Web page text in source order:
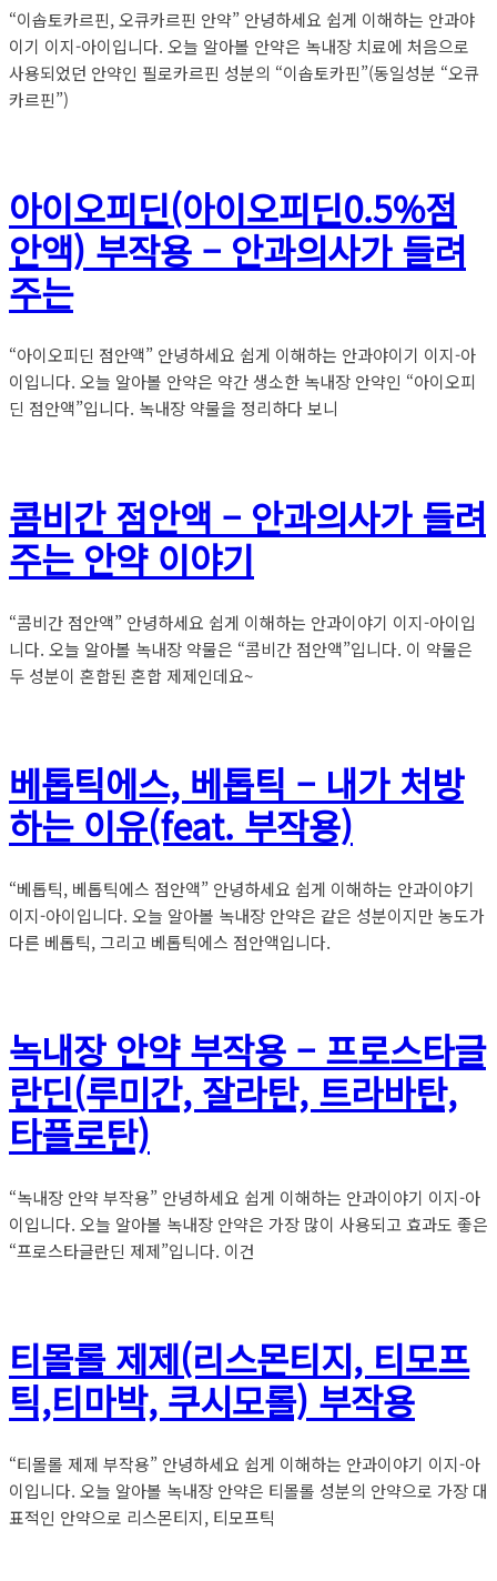
“이솝토카르핀, 오큐카르핀 안약” 안녕하세요 쉽게 이해하는 안과야
이기 이지-아이입니다. 오늘 알아볼 안약은 녹내장 치료에 처음으로
사용되었던 안약인 필로카르핀 성분의 “이솝토카핀”(동일성분 “오큐
카르핀”)
아이오피딘(아이오피딘0.5%점
안액) 부작용 – 안과의사가 들려
주는
“아이오피딘 점안액” 안녕하세요 쉽게 이해하는 안과야이기 이지-아
이입니다. 오늘 알아볼 안약은 약간 생소한 녹내장 안약인 “아이오피
딘 점안액”입니다. 녹내장 약물을 정리하다 보니
콤비간 점안액 – 안과의사가 들려
주는 안약 이야기
“콤비간 점안액” 안녕하세요 쉽게 이해하는 안과이야기 이지-아이입
니다. 오늘 알아볼 녹내장 약물은 “콤비간 점안액”입니다. 이 약물은
두 성분이 혼합된 혼합 제제인데요~
베톱틱에스, 베톱틱 – 내가 처방
하는 이유(feat. 부작용)
“베톱틱, 베톱틱에스 점안액” 안녕하세요 쉽게 이해하는 안과이야기
이지-아이입니다. 오늘 알아볼 녹내장 안약은 같은 성분이지만 농도가
다른 베톱틱, 그리고 베톱틱에스 점안액입니다.
녹내장 안약 부작용 – 프로스타글
란딘(루미간, 잘라탄, 트라바탄,
타플로탄)
“녹내장 안약 부작용” 안녕하세요 쉽게 이해하는 안과이야기 이지-아
이입니다. 오늘 알아볼 녹내장 안약은 가장 많이 사용되고 효과도 좋은
“프로스타글란딘 제제”입니다. 이건
티몰롤 제제(리스몬티지, 티모프
틱,티마박, 쿠시모롤) 부작용
“티몰롤 제제 부작용” 안녕하세요 쉽게 이해하는 안과이야기 이지-아
이입니다. 오늘 알아볼 녹내장 안약은 티몰롤 성분의 안약으로 가장 대
표적인 안약으로 리스몬티지, 티모프틱